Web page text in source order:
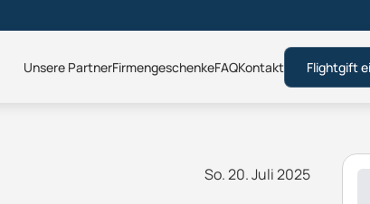
Unsere PartnerFirmengeschenkeFAQKontakt Flightgift
So. 20. Juli 2025